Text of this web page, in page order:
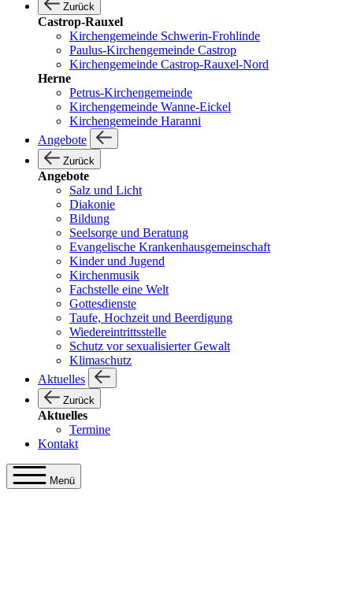
Zurück
Castrop-Rauxel
Kirchengemeinde Schwerin-Frohlinde
Paulus-Kirchengemeinde Castrop
Kirchengemeinde Castrop-Rauxel-Nord
Herne
Petrus-Kirchengemeinde
Kirchengemeinde Wanne-Eickel
Kirchengemeinde Haranni
Angebote
Zurück
Angebote
Salz und Licht
Diakonie
Bildung
Seelsorge und Beratung
Evangelische Krankenhausgemeinschaft
Kinder und Jugend
Kirchenmusik
Fachstelle eine Welt
Gottesdienste
Taufe, Hochzeit und Beerdigung
Wiedereintrittsstelle
Schutz vor sexualisierter Gewalt
Klimaschutz
Aktuelles
Zurück
Aktuelles
Termine
Kontakt
Menü